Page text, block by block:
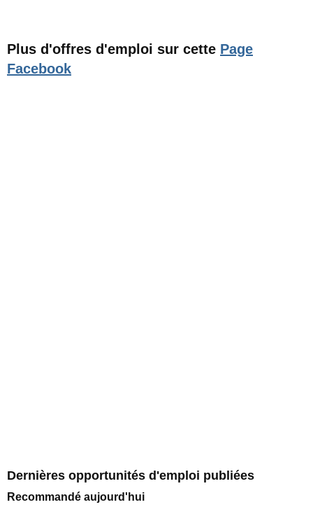
Plus d'offres d'emploi sur cette Page
Facebook
Dernières opportunités d'emploi publiées
Recommandé aujourd'hui